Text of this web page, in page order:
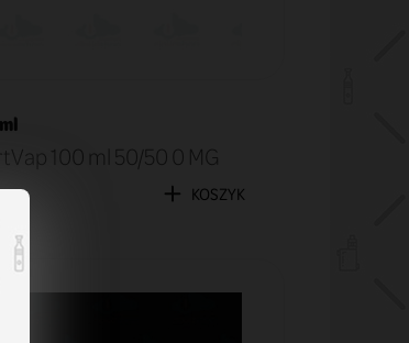
100 ml 50/50 0 MG
KOSZYK